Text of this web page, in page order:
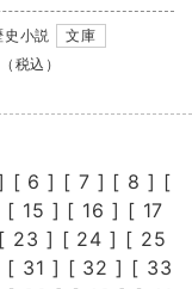
小説 文庫
（税込）
[ 6 ] [ 7 ] [ 8 ] [
[ 15 ] [ 16 ] [ 17
23 ] [ 24 ] [ 25
[ 31 ] [ 32 ] [ 33